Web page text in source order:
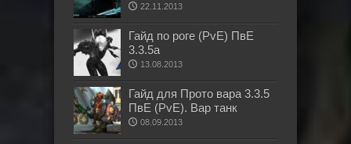
22.11.2013
Гайд по роге (PvE) ПвЕ
3.3.5а
13.08.2013
Гайд для Прото вара 3.3.5
ПвЕ (PvE). Вар танк
08.09.2013